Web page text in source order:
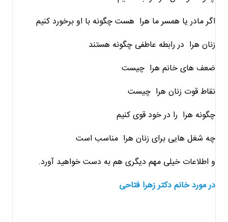
اگر مادر یا همسر ما هرا هست چگونه با او برخورد کنیم
زنان هرا در رابطه عاطفی چگونه هستند
ضعف های خانم هرا چیست
نقاط قوت زنان هرا چیست
چگونه هرا را در خود قوی کنیم
چه شغل هایی برای زنان هرا مناسب است
و اطلاعات خیلی مهم دیگری هم به دست خواهید آورد.
در مورد خانم دکتر زهرا فتاحی